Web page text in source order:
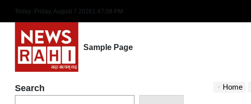
content
Today: Friday, August 7 20261 :47:09 PM
Sample Page
Home
Search